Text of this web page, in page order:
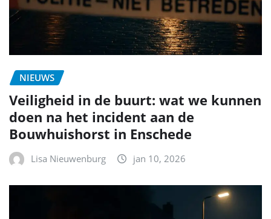
NIEUWS
Veiligheid in de buurt: wat we kunnen
doen na het incident aan de
Bouwhuishorst in Enschede
Lisa Nieuwenburg jan 10, 2026